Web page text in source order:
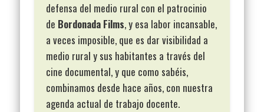
defensa del medio rural con el patrocinio
de Bordonada Films, y esa labor incansable,
a veces imposible, que es dar visibilidad a
medio rural y sus habitantes a través del
cine documental, y que como sabéis,
combinamos desde hace años, con nuestra
agenda actual de trabajo docente.